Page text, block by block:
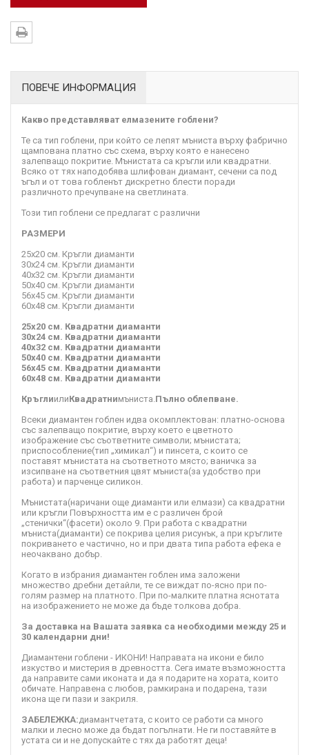
ПОВЕЧЕ ИНФОРМАЦИЯ
Какво представляват елмазените гоблени?
Те са тип гоблени, при който се лепят мъниста върху фабрично
щампована платно със схема, върху която е нанесено
залепващо покритие. Мънистата са кръгли или квадратни.
Всяко от тях наподобява шлифован диамант, сечени са под
ъгъл и от това гобленът дискретно блести поради
различното пречупване на светлината.
Този тип гоблени се предлагат с различни
РАЗМЕРИ
25х20 см. Кръгли диаманти
30х24 см. Кръгли диаманти
40x32 см. Кръгли диаманти
50х40 см. Кръгли диаманти
56х45 см. Кръгли диаманти
60х48 см. Кръгли диаманти
25х20 см. Квадратни диаманти
30x24 см. Квадратни диаманти
40x32 см. Квадратни диаманти
50x40 см. Квадратни диаманти
56x45 см. Квадратни диаманти
60х48 см. Квадратни диаманти
КръглиилиКвадратнимъниста. Пълно облепване.
Всеки диамантен гоблен идва окомплектован: платно-основа
със залепващо покритие, върху което е цветното
изображение със съответните символи; мънистата;
приспособление(тип „химикал“) и пинсета, с които се
поставят мънистата на съответното място; ваничка за
изсипване на съответния цвят мъниста(за удобство при
работа) и парченце силикон.
Мънистата(наричани още диаманти или елмази) са квадратни
или кръгли Повърхността им е с различен брой
„стенички“(фасети) около 9. При работа с квадратни
мъниста(диаманти) се покрива целия рисунък, а при кръглите
покриването е частично, но и при двата типа работа ефека е
неочаквано добър.
Когато в избрания диамантен гоблен има заложени
множество дребни детайли, те се виждат по-ясно при по-
голям размер на платното. При по-малките платна яснотата
на изображението не може да бъде толкова добра.
За доставка на Вашата заявка са необходими между 25 и
30 календарни дни!
Диамантени гоблени - ИКОНИ! Направата на икони е било
изкуство и мистерия в древността. Сега имате възможността
да направите сами иконата и да я подарите на хората, които
обичате. Направена с любов, рамкирана и подарена, тази
икона ще ги пази и закриля.
ЗАБЕЛЕЖКА: диамантчетата, с които се работи са много
малки и лесно може да бъдат погълнати. Не ги поставяйте в
устата си и не допускайте с тях да работят деца!